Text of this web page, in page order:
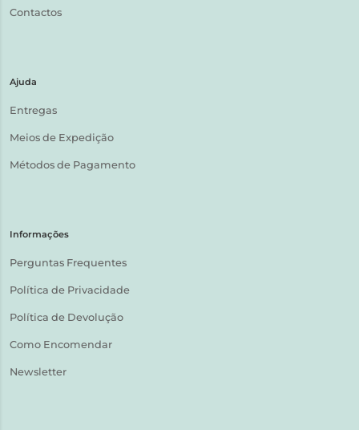
Contactos
Ajuda
Entregas
Meios de Expedição
Métodos de Pagamento
Informações
Perguntas Frequentes
Política de Privacidade
Política de Devolução
Como Encomendar
Newsletter